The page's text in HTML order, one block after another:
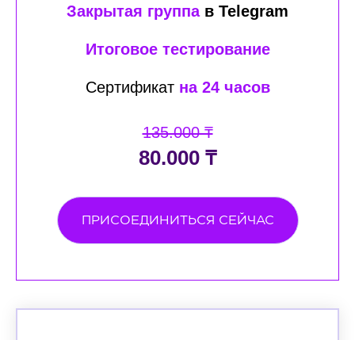
Закрытая группа в Telegram
Итоговое тестирование
Сертификат на 24 часов
135.000 ₸
80.000 ₸
ПРИСОЕДИНИТЬСЯ СЕЙЧАС